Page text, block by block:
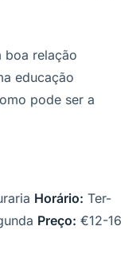
boa relação
educação
pode ser a
Horário: Ter-
Preço: €12-16